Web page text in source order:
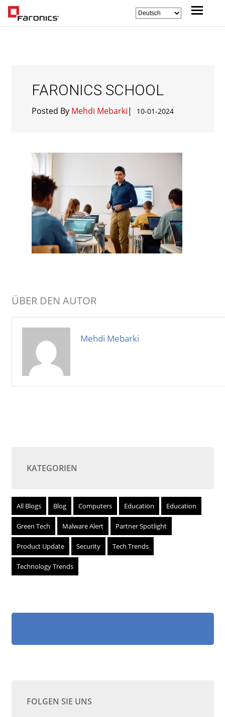
FARONICS SCHOOL
Posted By Mehdi Mebarki| 10-01-2024
ÜBER DEN AUTOR
Mehdi Mebarki
KATEGORIEN
All Blogs Blog Computers Education Education
Green Tech Malware Alert Partner Spotlight
Product Update Security Tech Trends
Technology Trends
FOLGEN SIE UNS